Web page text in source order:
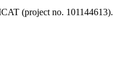
(project no. 101144613).